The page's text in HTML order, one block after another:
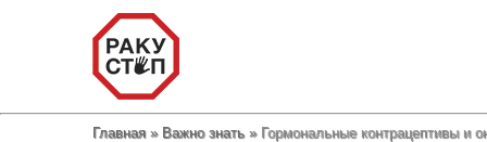
Главная » Важно знать »Гормональные контрацептивы и